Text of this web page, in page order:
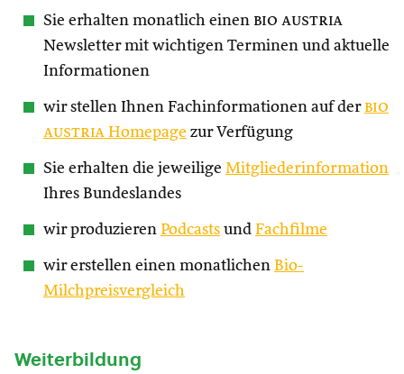
Sie erhalten monatlich einen bio austria
Newsletter mit wichtigen Terminen und aktuelle
Informationen
wir stellen Ihnen Fachinformationen auf der bio
austria Homepage zur Verfügung
Sie erhalten die jeweilige Mitgliederinformation
Ihres Bundeslandes
wir produzieren Podcasts und Fachfilme
wir erstellen einen monatlichen Bio-
Milchpreisvergleich
Weiterbildung